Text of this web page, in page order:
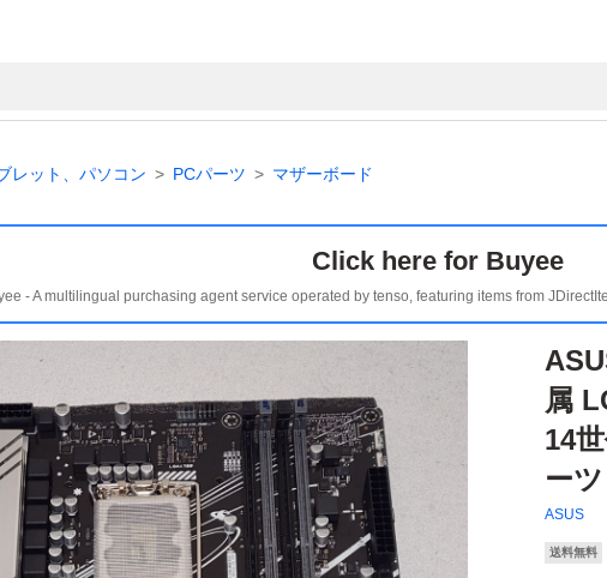
レット、パソコン PCパーツ マザーボード
Click here for Buyee
- A multilingual purchasing agent service operated by tenso, featuring items from
属
14
ーツ
ASUS
送料無料